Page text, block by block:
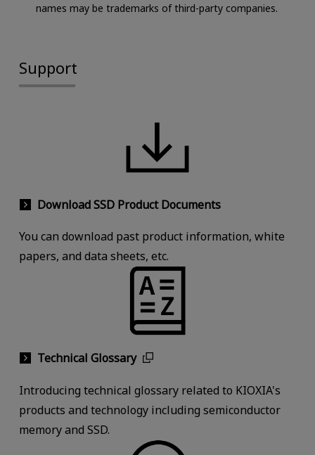
names may be trademarks of third-party companies.
Support
Download SSD Product Documents
You can download past product information, white
papers, and data sheets, etc.
Technical Glossary
Introducing technical glossary related to KIOXIA's
products and technology including semiconductor
memory and SSD.